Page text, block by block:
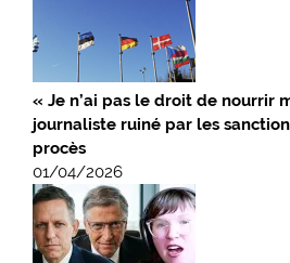
« Je n’ai pas le droit de nourrir
journaliste ruiné par les
procès
01/04/2026